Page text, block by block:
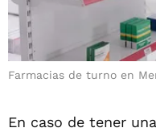
Farmacias de turno en
En caso de tener